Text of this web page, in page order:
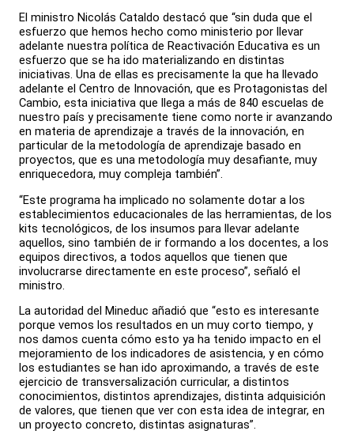
El ministro Nicolás Cataldo destacó que “sin duda que el
esfuerzo que hemos hecho como ministerio por llevar
adelante nuestra política de Reactivación Educativa es un
esfuerzo que se ha ido materializando en distintas
iniciativas. Una de ellas es precisamente la que ha llevado
adelante el Centro de Innovación, que es Protagonistas del
Cambio, esta iniciativa que llega a más de 840 escuelas de
nuestro país y precisamente tiene como norte ir avanzando
en materia de aprendizaje a través de la innovación, en
particular de la metodología de aprendizaje basado en
proyectos, que es una metodología muy desafiante, muy
enriquecedora, muy compleja también”.
“Este programa ha implicado no solamente dotar a los
establecimientos educacionales de las herramientas, de los
kits tecnológicos, de los insumos para llevar adelante
aquellos, sino también de ir formando a los docentes, a los
equipos directivos, a todos aquellos que tienen que
involucrarse directamente en este proceso”, señaló el
ministro.
La autoridad del Mineduc añadió que “esto es interesante
porque vemos los resultados en un muy corto tiempo, y
nos damos cuenta cómo esto ya ha tenido impacto en el
mejoramiento de los indicadores de asistencia, y en cómo
los estudiantes se han ido aproximando, a través de este
ejercicio de transversalización curricular, a distintos
conocimientos, distintos aprendizajes, distinta adquisición
de valores, que tienen que ver con esta idea de integrar, en
un proyecto concreto, distintas asignaturas”.